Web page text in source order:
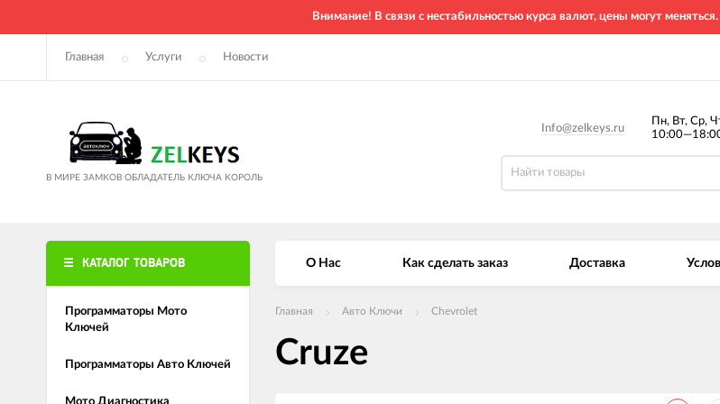
Внимание! В связи с нестабильностью курса валют, цены могут
Главная Услуги Новости
В МИРЕ ЗАМКОВ ОБЛАДАТЕЛЬ КЛЮЧА КОРОЛЬ
Info@zelkeys.ru
Пн, Вт, Ср,
КАТАЛОГ ТОВАРОВ
Программаторы Мото
Ключей
Программаторы Авто Ключей
О Нас Как сделать заказ Доставка
Главная Авто Ключи Chevrolet
Cruze